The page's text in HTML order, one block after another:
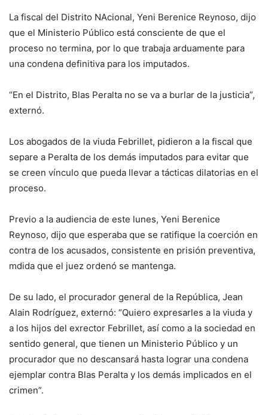
La fiscal del Distrito NAcional, Yeni Berenice Reynoso, dijo
que el Ministerio Público está consciente de que el
proceso no termina, por lo que trabaja arduamente para
una condena definitiva para los imputados.
“En el Distrito, Blas Peralta no se va a burlar de la justicia”,
externó.
Los abogados de la viuda Febrillet, pidieron a la fiscal que
separe a Peralta de los demás imputados para evitar que
se creen vínculo que pueda llevar a tácticas dilatorias en el
proceso.
Previo a la audiencia de este lunes, Yeni Berenice
Reynoso, dijo que esperaba que se ratifique la coerción en
contra de los acusados, consistente en prisión preventiva,
mdida que el juez ordenó se mantenga.
De su lado, el procurador general de la República, Jean
Alain Rodríguez, externó: “Quiero expresarles a la viuda y
a los hijos del exrector Febrillet, así como a la sociedad en
sentido general, que tienen un Ministerio Público y un
procurador que no descansará hasta lograr una condena
ejemplar contra Blas Peralta y los demás implicados en el
crimen”.